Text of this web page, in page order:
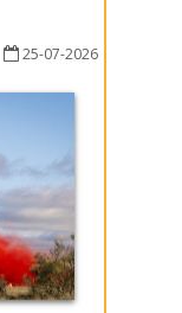
25-07-2026